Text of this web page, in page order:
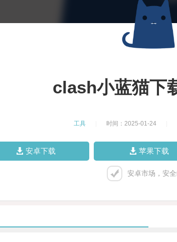
clash小蓝猫下
工具 时间：2025-01-24
安卓下载 苹果下载
安卓市场，安